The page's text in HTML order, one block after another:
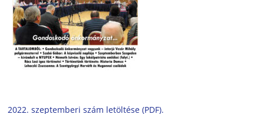
2022. szeptemberi szám letöltése (PDF).